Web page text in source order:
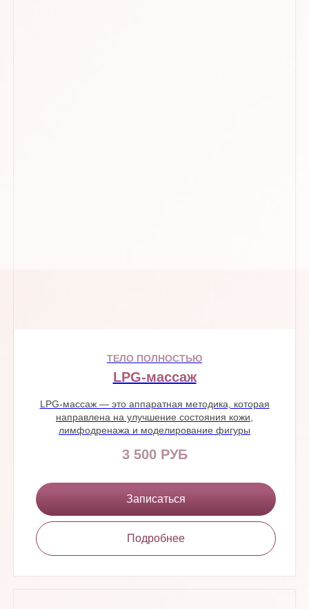
ТЕЛО ПОЛНОСТЬЮ
LPG-массаж
LPG-массаж — это аппаратная методика, которая
направлена на улучшение состояния кожи,
лимфодренажа и моделирование фигуры
3 500 РУБ
Записаться
Подробнее